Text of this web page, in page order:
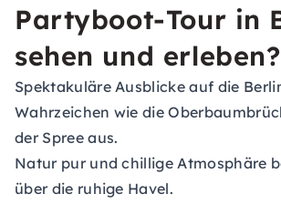
Partyboot-Tour in
sehen und erleben?
Spektakuläre Ausblicke auf die
Wahrzeichen wie die
der Spree aus.
Natur pur und chillige Atmosphäre
über die ruhige Havel.